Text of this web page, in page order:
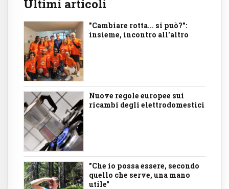
Ultimi articoli
"Cambiare rotta... si può?":
insieme, incontro all'altro
Nuove regole europee sui
ricambi degli elettrodomestici
"Che io possa essere, secondo
quello che serve, una mano
utile"